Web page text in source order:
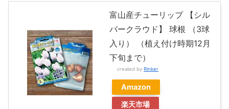
富山産チューリップ 【シル
バークラウド】 球根 （3球
入り） （植え付け時期12月
下旬まで）
created by Rinker
Amazon
楽天市場